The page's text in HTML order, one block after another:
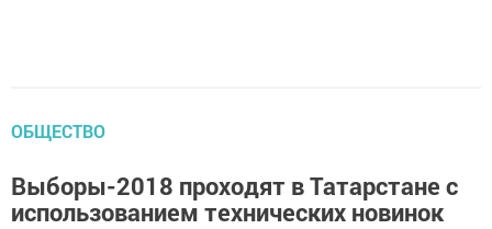
ОБЩЕСТВО
Выборы-2018 проходят в Татарстане с
использованием технических новинок